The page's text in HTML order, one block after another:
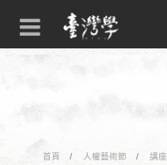
首頁 人權藝術節 講座